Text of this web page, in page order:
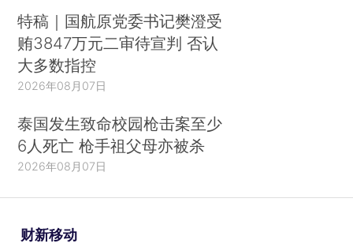
特稿｜国航原党委书记樊澄受
贿3847万元二审待宣判 否认
大多数指控
2026年08月07日
泰国发生致命校园枪击案至少
6人死亡 枪手祖父母亦被杀
2026年08月07日
财新移动